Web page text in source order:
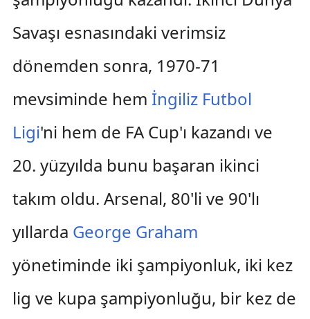
Savaşı esnasındaki verimsiz
dönemden sonra, 1970-71
mevsiminde hem İngiliz Futbol
Ligi'ni hem de FA Cup'ı kazandı ve
20. yüzyılda bunu başaran ikinci
takım oldu. Arsenal, 80'li ve 90'lı
yıllarda George Graham
yönetiminde iki şampiyonluk, iki kez
lig ve kupa şampiyonluğu, bir kez de